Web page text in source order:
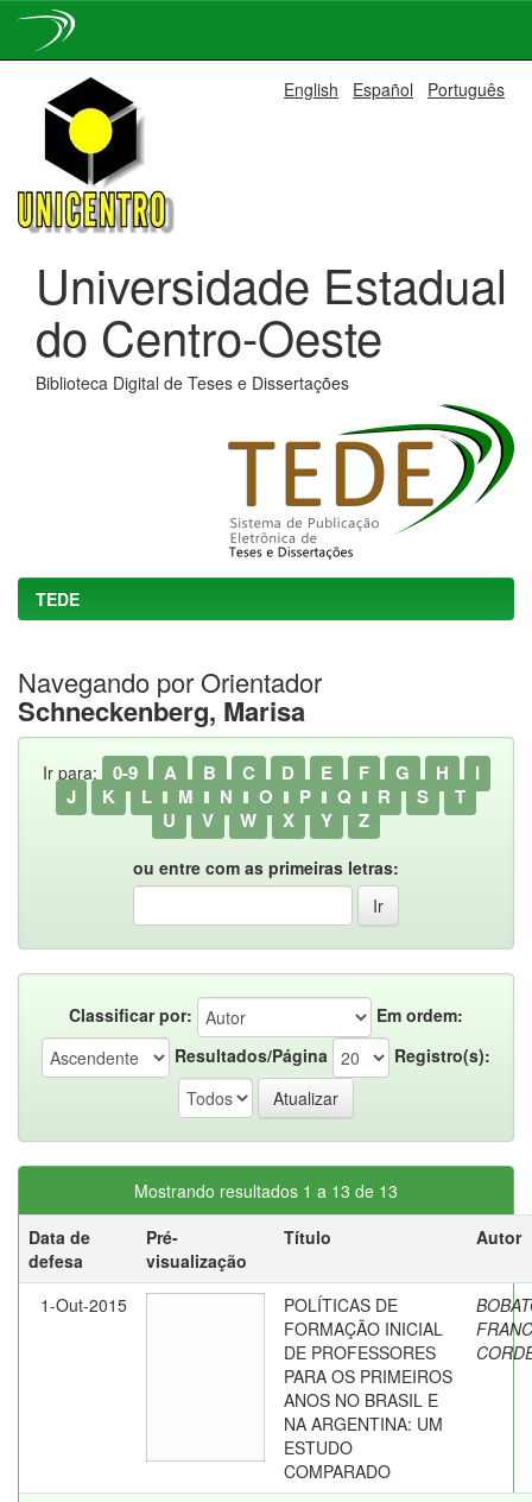
navigation
English Español Português
Universidade Estadual
do Centro-Oeste
Biblioteca Digital de Teses e Dissertações
TEDE
Navegando por Orientador
Schneckenberg, Marisa
Ir para: 0-9 A B C D E F G H
I
J
K L M N O P Q R S
T
U
V W X Y Z
ou entre com as primeiras letras:
Classificar por:
Em ordem:
Resultados/Página
Registro(s):
Mostrando resultados 1 a 13 de 13
Data de
defesa
Pré-
visualização
Título Autor
1-Out-2015
POLÍTICAS DE
FORMAÇÃO INICIAL
DE PROFESSORES
PARA OS PRIMEIROS
ANOS NO BRASIL E
NA ARGENTINA: UM
ESTUDO
COMPARADO